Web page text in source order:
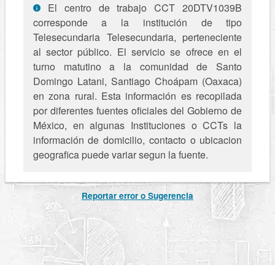
El centro de trabajo CCT 20DTV1039B
corresponde a la institución de tipo
Telesecundaria Telesecundaria, perteneciente
al sector público. El servicio se ofrece en el
turno matutino a la comunidad de Santo
Domingo Latani, Santiago Choápam (Oaxaca)
en zona rural. Esta información es recopilada
por diferentes fuentes oficiales del Gobierno de
México, en algunas Instituciones o CCTs la
información de domicilio, contacto o ubicacion
geografica puede variar segun la fuente.
Reportar error o Sugerencia